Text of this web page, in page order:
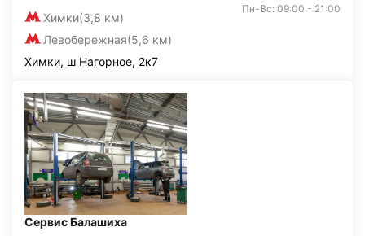
Химки(3,8 км)
Левобережная(5,6 км)
Пн-Вс: 09:00 - 21:00
Химки, ш Нагорное, 2к7
Сервис Балашиха